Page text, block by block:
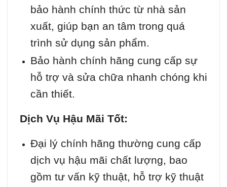
bảo hành chính thức từ nhà sản
xuất, giúp bạn an tâm trong quá
trình sử dụng sản phẩm.
Bảo hành chính hãng cung cấp sự
hỗ trợ và sửa chữa nhanh chóng khi
cần thiết.
Dịch Vụ Hậu Mãi Tốt:
Đại lý chính hãng thường cung cấp
dịch vụ hậu mãi chất lượng, bao
gồm tư vấn kỹ thuật, hỗ trợ kỹ thuật